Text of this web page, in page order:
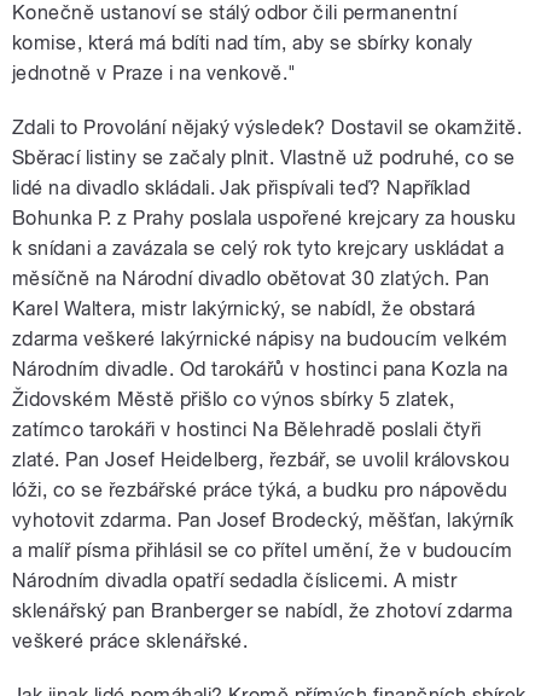
Konečně ustanoví se stálý odbor čili permanentní
komise, která má bdíti nad tím, aby se sbírky konaly
jednotně v Praze i na venkově."
Zdali to Provolání nějaký výsledek? Dostavil se okamžitě.
Sběrací listiny se začaly plnit. Vlastně už podruhé, co se
lidé na divadlo skládali. Jak přispívali teď? Například
Bohunka P. z Prahy poslala uspořené krejcary za housku
k snídani a zavázala se celý rok tyto krejcary uskládat a
měsíčně na Národní divadlo obětovat 30 zlatých. Pan
Karel Waltera, mistr lakýrnický, se nabídl, že obstará
zdarma veškeré lakýrnické nápisy na budoucím velkém
Národním divadle. Od tarokářů v hostinci pana Kozla na
Židovském Městě přišlo co výnos sbírky 5 zlatek,
zatímco tarokáři v hostinci Na Bělehradě poslali čtyři
zlaté. Pan Josef Heidelberg, řezbář, se uvolil královskou
lóži, co se řezbářské práce týká, a budku pro nápovědu
vyhotovit zdarma. Pan Josef Brodecký, měšťan, lakýrník
a malíř písma přihlásil se co přítel umění, že v budoucím
Národním divadla opatří sedadla číslicemi. A mistr
sklenářský pan Branberger se nabídl, že zhotoví zdarma
veškeré práce sklenářské.